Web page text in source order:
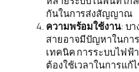
กันในการส่งสัญญาณ
ความพร้อมใช้งาน: บ
สายอาจมีปัญหาในกา
เทคนิค การระบบไฟฟ้
ต้องใช้เวลาในการแก้